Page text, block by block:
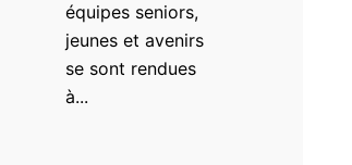
équipes seniors,
jeunes et avenirs
se sont rendues
à...